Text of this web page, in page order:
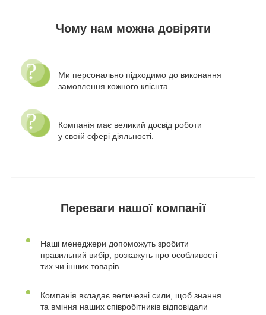
Чому нам можна довіряти
Ми персонально підходимо до виконання
замовлення кожного клієнта.
Компанія має великий досвід роботи
у своїй сфері діяльності.
Переваги нашої компанії
Наші менеджери допоможуть зробити
правильний вибір, розкажуть про особливості
тих чи інших товарів.
Компанія вкладає величезні сили, щоб знання
та вміння наших співробітників відповідали